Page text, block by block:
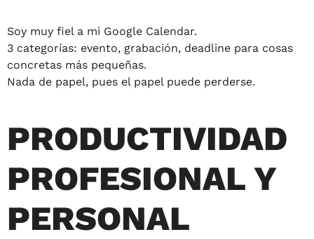
Soy muy fiel a mi Google Calendar.
3 categorías: evento, grabación, deadline para cosas
concretas más pequeñas.
Nada de papel, pues el papel puede perderse.
PRODUCTIVIDAD
PROFESIONAL Y
PERSONAL